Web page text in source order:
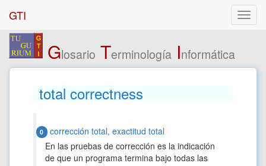
GTI
Glosario Terminología Informática
total correctness
0 corrección total, exactitud total
En las pruebas de corrección es la indicación
de que un programa termina bajo todas las